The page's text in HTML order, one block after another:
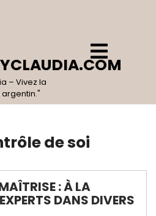
– Vivez la
Open
Menu
de soi
: À LA
DANS DIVERS